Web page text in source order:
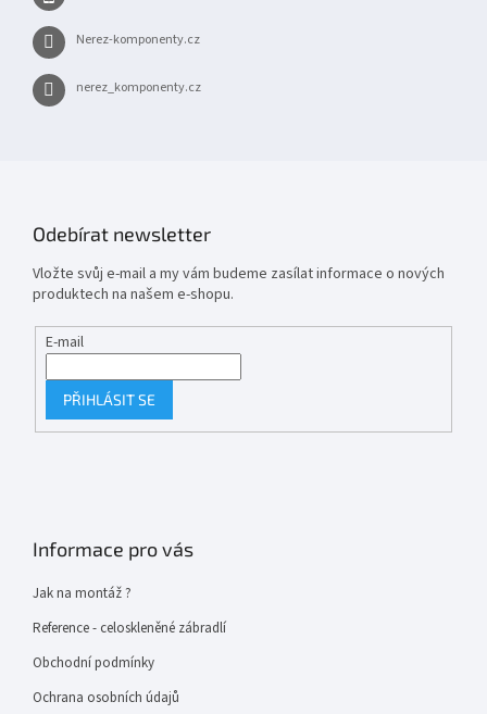
Nerez-komponenty.cz
nerez_komponenty.cz
Odebírat newsletter
Vložte svůj e-mail a my vám budeme zasílat informace o nových
produktech na našem e-shopu.
E-mail
PŘIHLÁSIT SE
Informace pro vás
Jak na montáž ?
Reference - celoskleněné zábradlí
Obchodní podmínky
Ochrana osobních údajů